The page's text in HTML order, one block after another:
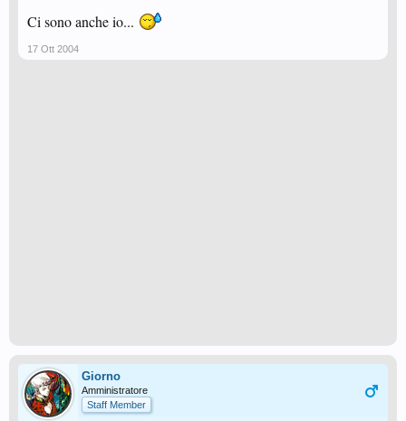
Ci sono anche io...
17 Ott 2004
Giorno
Amministratore
Staff Member